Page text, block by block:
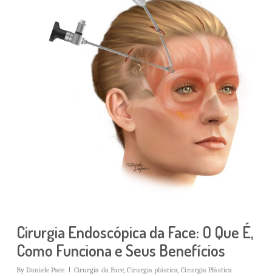
Cirurgia Endoscópica da Face: O Que É,
Como Funciona e Seus Benefícios
By Daniele Pace Cirurgia da Face,Cirurgia plástica,Cirurgia Plástica